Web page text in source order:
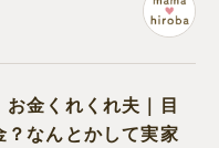
お金くれくれ夫｜目
？なんとかして実家